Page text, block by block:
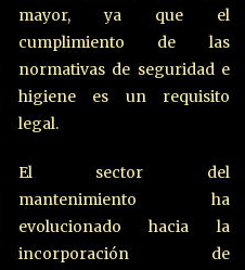
mayor, ya que el
cumplimiento de las
normativas de seguridad e
higiene es un requisito
legal.
El sector del
mantenimiento ha
evolucionado hacia la
incorporación de